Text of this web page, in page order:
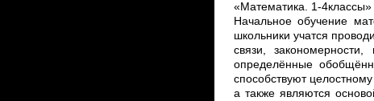
«Математика. 1-
Начальное обучение
школьники учатся
связи,
определённые
способствуют
а также являются